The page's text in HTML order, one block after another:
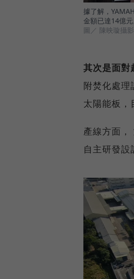
據了解，
金額已達14億元
圖／ 陳映璇攝影
其次是面對
附焚化處理
太陽能板，
產線方面，
自主研發設